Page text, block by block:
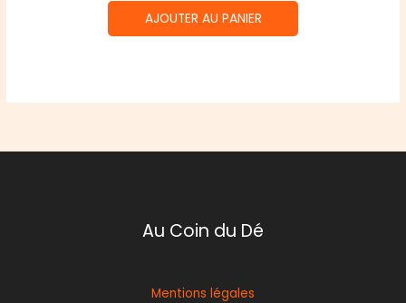
AJOUTER AU PANIER
Au Coin du Dé
Mentions légales